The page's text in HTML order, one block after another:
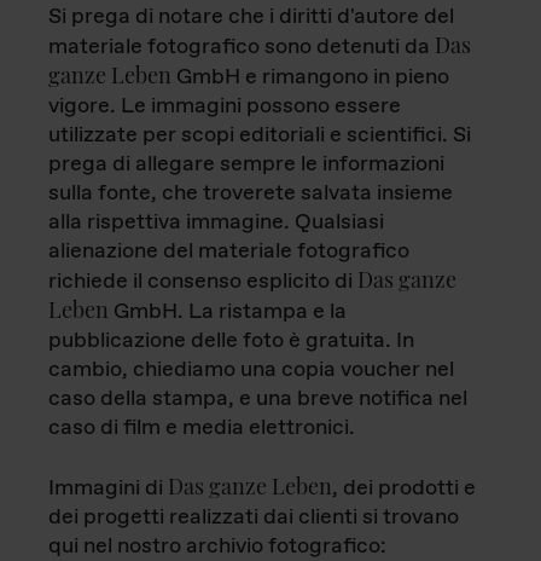
Si prega di notare che i diritti d'autore del
materiale fotografico sono detenuti da Das
ganze Leben GmbH e rimangono in pieno
vigore. Le immagini possono essere
utilizzate per scopi editoriali e scientifici. Si
prega di allegare sempre le informazioni
sulla fonte, che troverete salvata insieme
alla rispettiva immagine. Qualsiasi
alienazione del materiale fotografico
richiede il consenso esplicito di Das ganze
Leben GmbH. La ristampa e la
pubblicazione delle foto è gratuita. In
cambio, chiediamo una copia voucher nel
caso della stampa, e una breve notifica nel
caso di film e media elettronici.
Immagini di Das ganze Leben, dei prodotti e
dei progetti realizzati dai clienti si trovano
qui nel nostro archivio fotografico: